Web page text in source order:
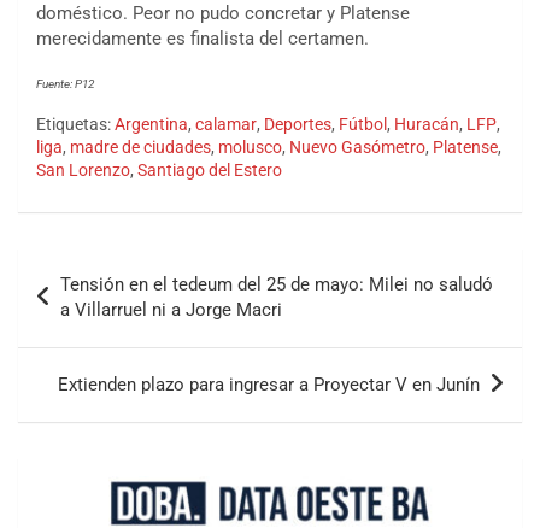
doméstico. Peor no pudo concretar y Platense
merecidamente es finalista del certamen.
Fuente: P12
Etiquetas:Argentina, calamar, Deportes, Fútbol, Huracán, LFP,
liga, madre de ciudades, molusco, Nuevo Gasómetro, Platense,
San Lorenzo, Santiago del Estero
Tensión en el tedeum del 25 de mayo: Milei no saludó
a Villarruel ni a Jorge Macri
Extienden plazo para ingresar a Proyectar V en Junín